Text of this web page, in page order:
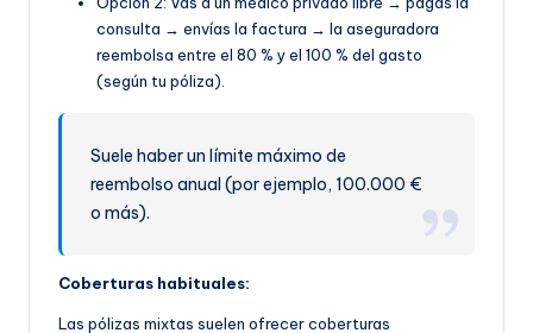
consulta → envías la factura → la aseguradora
reembolsa entre el 80 % y el 100 % del gasto
(según tu póliza).
Suele haber un límite máximo de
reembolso anual (por ejemplo, 100.000 €
o más).
Coberturas habituales:
Las pólizas mixtas suelen ofrecer coberturas